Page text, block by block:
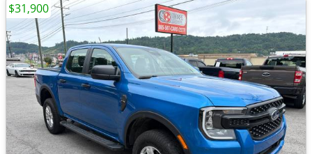
$31,900